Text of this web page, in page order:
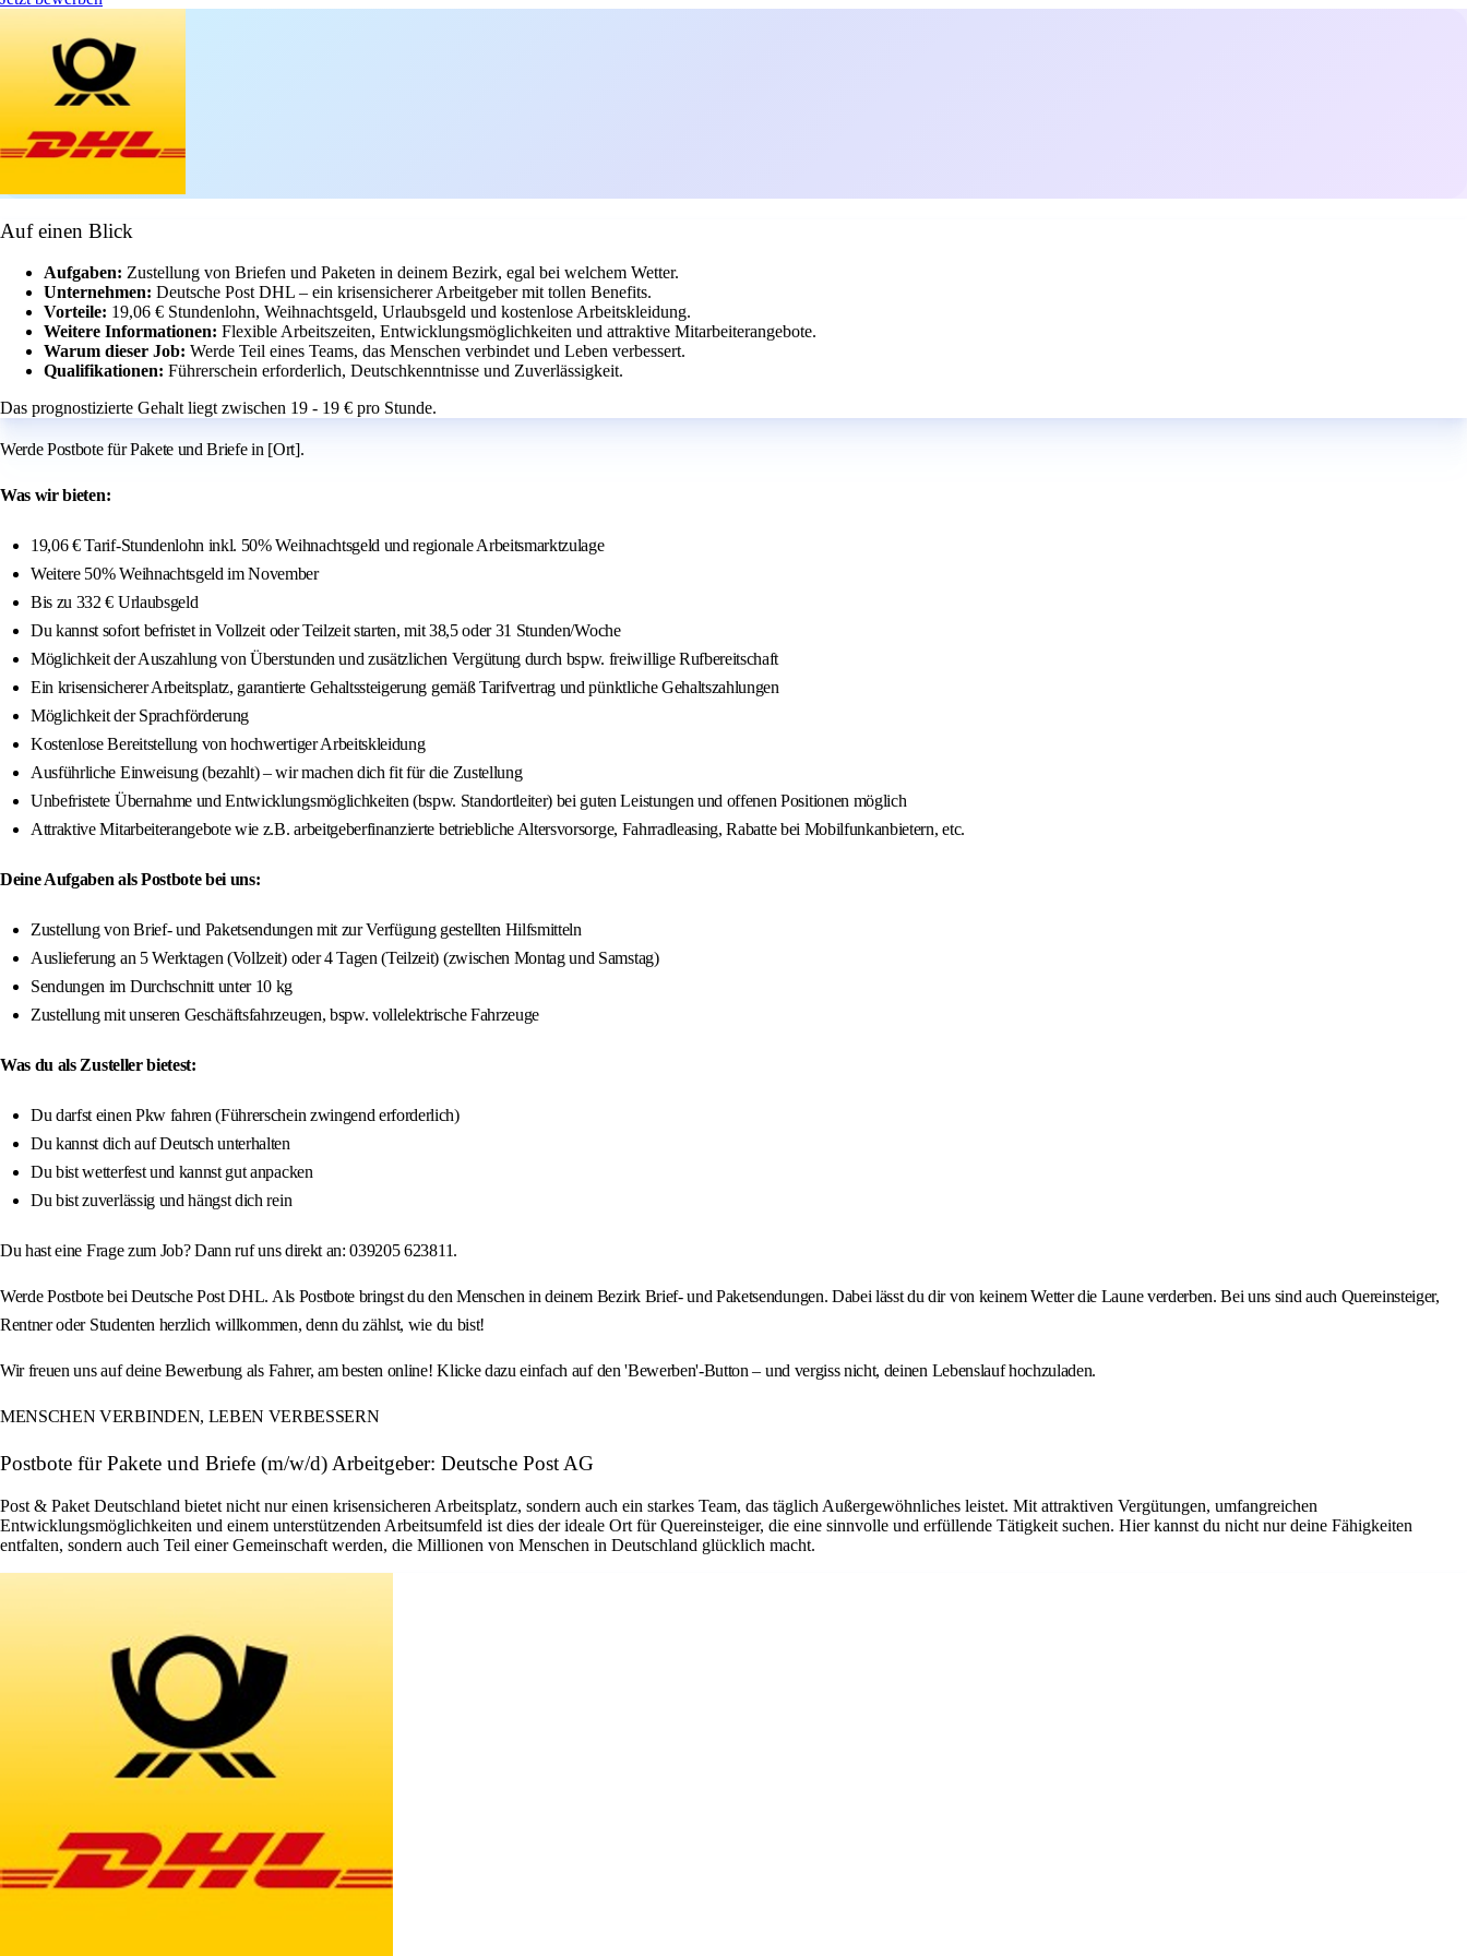
Auf einen Blick
Aufgaben: Zustellung von Briefen und Paketen in deinem Bezirk, egal bei welchem Wetter.
Unternehmen: Deutsche Post DHL – ein krisensicherer Arbeitgeber mit tollen Benefits.
Vorteile: 19,06 € Stundenlohn, Weihnachtsgeld, Urlaubsgeld und kostenlose Arbeitskleidung.
Weitere Informationen: Flexible Arbeitszeiten, Entwicklungsmöglichkeiten und attraktive Mitarbeiterangebote.
Warum dieser Job: Werde Teil eines Teams, das Menschen verbindet und Leben verbessert.
Qualifikationen: Führerschein erforderlich, Deutschkenntnisse und Zuverlässigkeit.
Das prognostizierte Gehalt liegt zwischen 19 - 19 € pro Stunde.
Werde Postbote für Pakete und Briefe in [Ort].
Was wir bieten:
19,06 € Tarif-Stundenlohn inkl. 50% Weihnachtsgeld und regionale Arbeitsmarktzulage
Weitere 50% Weihnachtsgeld im November
Bis zu 332 € Urlaubsgeld
Du kannst sofort befristet in Vollzeit oder Teilzeit starten, mit 38,5 oder 31 Stunden/Woche
Möglichkeit der Auszahlung von Überstunden und zusätzlichen Vergütung durch bspw. freiwillige Rufbereitschaft
Ein krisensicherer Arbeitsplatz, garantierte Gehaltssteigerung gemäß Tarifvertrag und pünktliche Gehaltszahlungen
Möglichkeit der Sprachförderung
Kostenlose Bereitstellung von hochwertiger Arbeitskleidung
Ausführliche Einweisung (bezahlt) – wir machen dich fit für die Zustellung
Unbefristete Übernahme und Entwicklungsmöglichkeiten (bspw. Standortleiter) bei guten Leistungen und offenen Positionen möglich
Attraktive Mitarbeiterangebote wie z.B. arbeitgeberfinanzierte betriebliche Altersvorsorge, Fahrradleasing, Rabatte bei Mobilfunkanbietern, etc.
Deine Aufgaben als Postbote bei uns:
Zustellung von Brief- und Paketsendungen mit zur Verfügung gestellten Hilfsmitteln
Auslieferung an 5 Werktagen (Vollzeit) oder 4 Tagen (Teilzeit) (zwischen Montag und Samstag)
Sendungen im Durchschnitt unter 10 kg
Zustellung mit unseren Geschäftsfahrzeugen, bspw. vollelektrische Fahrzeuge
Was du als Zusteller bietest:
Du darfst einen Pkw fahren (Führerschein zwingend erforderlich)
Du kannst dich auf Deutsch unterhalten
Du bist wetterfest und kannst gut anpacken
Du bist zuverlässig und hängst dich rein
Du hast eine Frage zum Job? Dann ruf uns direkt an: 039205 623811.
Werde Postbote bei Deutsche Post DHL. Als Postbote bringst du den Menschen in deinem Bezirk Brief- und Paketsendungen. Dabei lässt du dir von keinem Wetter die Laune verderben. Bei uns sind auch Quereinsteiger,
Rentner oder Studenten herzlich willkommen, denn du zählst, wie du bist!
Wir freuen uns auf deine Bewerbung als Fahrer, am besten online! Klicke dazu einfach auf den 'Bewerben'-Button – und vergiss nicht, deinen Lebenslauf hochzuladen.
MENSCHEN VERBINDEN, LEBEN VERBESSERN
Postbote für Pakete und Briefe (m/w/d) Arbeitgeber: Deutsche Post AG
Post & Paket Deutschland bietet nicht nur einen krisensicheren Arbeitsplatz, sondern auch ein starkes Team, das täglich Außergewöhnliches leistet. Mit attraktiven Vergütungen, umfangreichen
Entwicklungsmöglichkeiten und einem unterstützenden Arbeitsumfeld ist dies der ideale Ort für Quereinsteiger, die eine sinnvolle und erfüllende Tätigkeit suchen. Hier kannst du nicht nur deine Fähigkeiten
entfalten, sondern auch Teil einer Gemeinschaft werden, die Millionen von Menschen in Deutschland glücklich macht.